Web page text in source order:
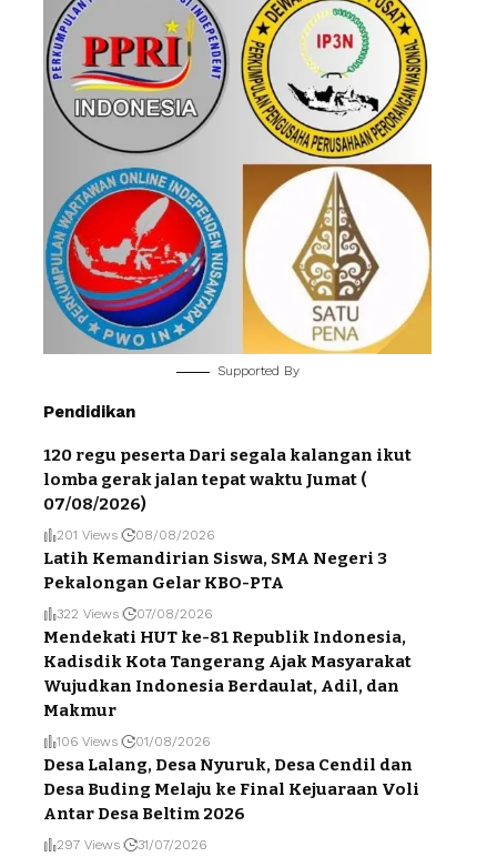
Supported By
Pendidikan
120 regu peserta Dari segala kalangan ikut
lomba gerak jalan tepat waktu Jumat (
07/08/2026)
201 Views 08/08/2026
Latih Kemandirian Siswa, SMA Negeri 3
Pekalongan Gelar KBO-PTA
322 Views 07/08/2026
Mendekati HUT ke-81 Republik Indonesia,
Kadisdik Kota Tangerang Ajak Masyarakat
Wujudkan Indonesia Berdaulat, Adil, dan
Makmur
106 Views 01/08/2026
Desa Lalang, Desa Nyuruk, Desa Cendil dan
Desa Buding Melaju ke Final Kejuaraan Voli
Antar Desa Beltim 2026
297 Views 31/07/2026